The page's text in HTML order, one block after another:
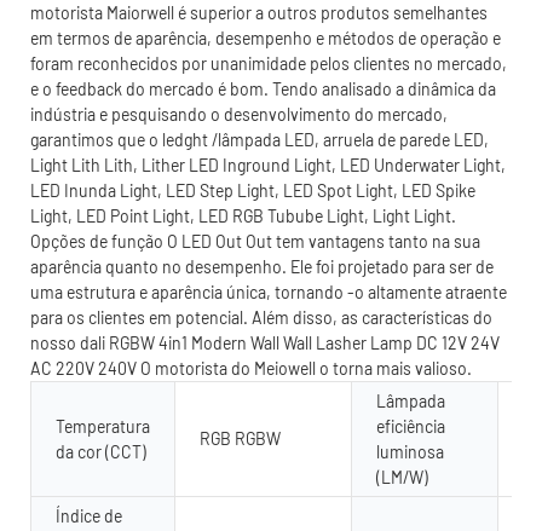
motorista Maiorwell é superior a outros produtos semelhantes
em termos de aparência, desempenho e métodos de operação e
foram reconhecidos por unanimidade pelos clientes no mercado,
e o feedback do mercado é bom. Tendo analisado a dinâmica da
indústria e pesquisando o desenvolvimento do mercado,
garantimos que o ledght /lâmpada LED, arruela de parede LED,
Light Lith Lith, Lither LED Inground Light, LED Underwater Light,
LED Inunda Light, LED Step Light, LED Spot Light, LED Spike
Light, LED Point Light, LED RGB Tubube Light, Light Light.
Opções de função O LED Out Out tem vantagens tanto na sua
aparência quanto no desempenho. Ele foi projetado para ser de
uma estrutura e aparência única, tornando -o altamente atraente
para os clientes em potencial. Além disso, as características do
nosso dali RGBW 4in1 Modern Wall Wall Lasher Lamp DC 12V 24V
AC 220V 240V O motorista do Meiowell o torna mais valioso.
Temperatura
da cor (CCT)
RGB RGBW
Lâmpada
eficiência
luminosa
(LM/W)
Índice de